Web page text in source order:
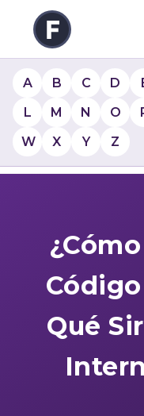
A B C D
L
M N O
W
X Y Z
Qué